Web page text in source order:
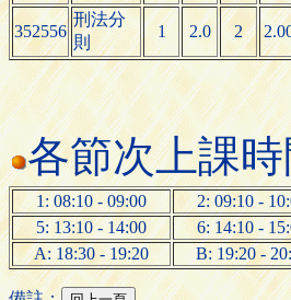
352556
刑法分
則
1 2.0 2
各節次上課
1: 08:10 - 09:00 2: 09:10 -
5: 13:10 - 14:00
6: 14:10 -
A: 18:30 - 19:20
B: 19:20 -